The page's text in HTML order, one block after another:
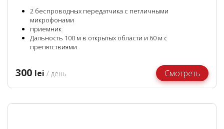
2 беспроводных передатчика с петличными
микрофонами
приемник
Дальность 100 м в открытых области и 60 м с
препятствиями
300 lei / день Смотреть